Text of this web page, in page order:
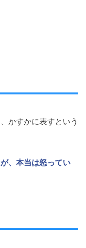
かすかに表すという
、本当は怒ってい